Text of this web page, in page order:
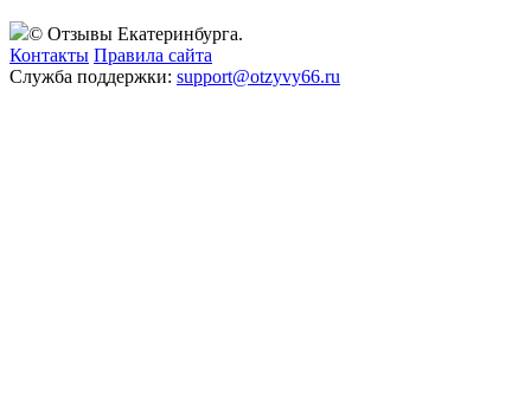
© Отзывы Екатеринбурга.
Контакты Правила сайта
Служба поддержки: support@otzyvy66.ru